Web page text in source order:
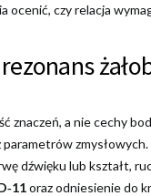
ocenić, czy relacja
znaczeń, a nie cechy
dźwięku lub kształt,
oraz odniesienie do